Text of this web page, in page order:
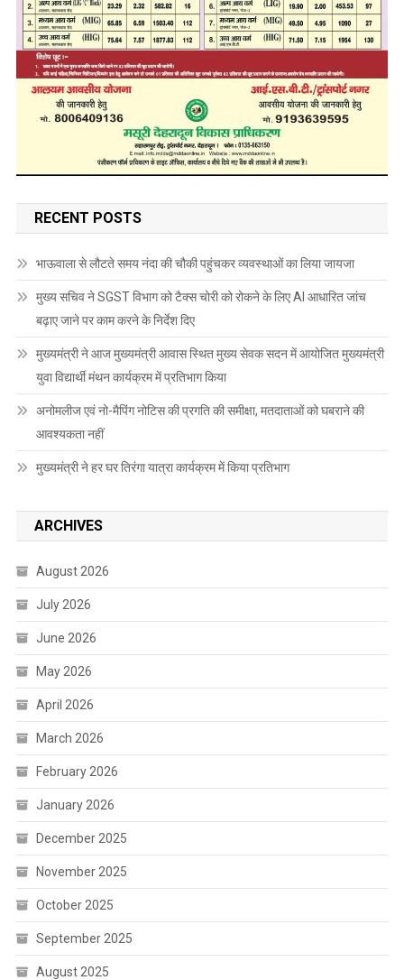
RECENT POSTS
भाऊवाला से लौटते समय नंदा की चौकी पहुंचकर व्यवस्थाओं का लिया जायजा
मुख्य सचिव ने SGST विभाग को टैक्स चोरी को रोकने के लिए AI आधारित जांच
बढ़ाए जाने पर काम करने के निर्देश दिए
मुख्यमंत्री ने आज मुख्यमंत्री आवास स्थित मुख्य सेवक सदन में आयोजित मुख्यमंत्री
युवा विद्यार्थी मंथन कार्यक्रम में प्रतिभाग किया
अनोमलीज एवं नो-मैपिंग नोटिस की प्रगति की समीक्षा, मतदाताओं को घबराने की
आवश्यकता नहीं
मुख्यमंत्री ने हर घर तिरंगा यात्रा कार्यक्रम में किया प्रतिभाग
ARCHIVES
August 2026
July 2026
June 2026
May 2026
April 2026
March 2026
February 2026
January 2026
December 2025
November 2025
October 2025
September 2025
August 2025